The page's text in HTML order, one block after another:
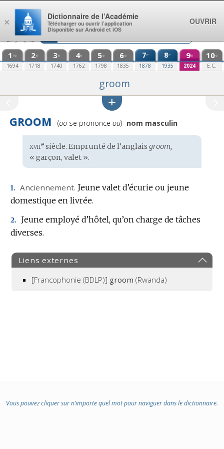
Aller au contenu
1 re
1694
2e
1718
3e
1740
4e
1762
5e
1798
6e
1835
7e
1878
8e
1935
9e
2024
10e
E.C.
groom
GROOM
Prononciation
(oose prononce ou) nom masculin
Étymologie
:
xviiesiècle. Emprunté de l’anglais groom,
« garçon, valet ».
1. Anciennement. Jeune valet d’écurie ou jeune
domestique en livrée.
2.
Jeune employé d’hôtel, qu’on charge de tâches
diverses.
Liens externes
[Francophonie (BDLP)] groom (Rwanda)
Vous pouvez cliquer sur n’importe quel mot pour naviguer dans le dictionnaire.
×
Dictionnaire de l’Académie
Télécharger ou ouvrir l’application
Disponible sur Android et iOS
OUVRIR